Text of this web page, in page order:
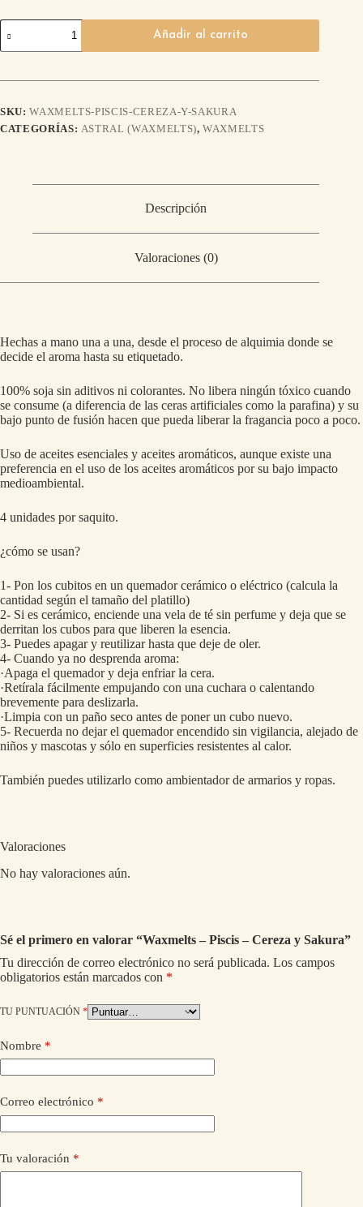
Añadir al carrito
SKU:WAXMELTS-PISCIS-CEREZA-Y-SAKURA
CATEGORÍAS: ASTRAL (WAXMELTS),WAXMELTS
Descripción
Valoraciones (0)
Hechas a mano una a una, desde el proceso de alquimia donde se
decide el aroma hasta su etiquetado.
100% soja sin aditivos ni colorantes. No libera ningún tóxico cuando
se consume (a diferencia de las ceras artificiales como la parafina) y su
bajo punto de fusión hacen que pueda liberar la fragancia poco a poco.
Uso de aceites esenciales y aceites aromáticos, aunque existe una
preferencia en el uso de los aceites aromáticos por su bajo impacto
medioambiental.
4 unidades por saquito.
¿cómo se usan?
1- Pon los cubitos en un quemador cerámico o eléctrico (calcula la
cantidad según el tamaño del platillo)
2- Si es cerámico, enciende una vela de té sin perfume y deja que se
derritan los cubos para que liberen la esencia.
3- Puedes apagar y reutilizar hasta que deje de oler.
4- Cuando ya no desprenda aroma:
·Apaga el quemador y deja enfriar la cera.
·Retírala fácilmente empujando con una cuchara o calentando
brevemente para deslizarla.
·Limpia con un paño seco antes de poner un cubo nuevo.
5- Recuerda no dejar el quemador encendido sin vigilancia, alejado de
niños y mascotas y sólo en superficies resistentes al calor.
También puedes utilizarlo como ambientador de armarios y ropas.
Valoraciones
No hay valoraciones aún.
Sé el primero en valorar “Waxmelts – Piscis – Cereza y Sakura”
Tu dirección de correo electrónico no será publicada. Los campos
obligatorios están marcados con *
TU PUNTUACIÓN *
Nombre *
Correo electrónico *
Tu valoración *